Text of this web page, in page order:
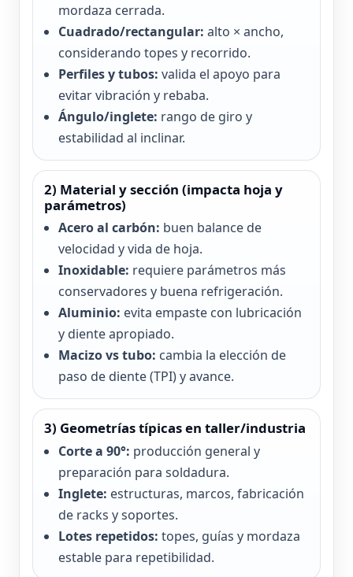
mordaza cerrada.
Cuadrado/rectangular: alto × ancho,
considerando topes y recorrido.
Perfiles y tubos: valida el apoyo para
evitar vibración y rebaba.
Ángulo/inglete: rango de giro y
estabilidad al inclinar.
2) Material y sección (impacta hoja y
parámetros)
Acero al carbón: buen balance de
velocidad y vida de hoja.
Inoxidable: requiere parámetros más
conservadores y buena refrigeración.
Aluminio: evita empaste con lubricación
y diente apropiado.
Macizo vs tubo: cambia la elección de
paso de diente (TPI) y avance.
3) Geometrías típicas en taller/industria
Corte a 90°: producción general y
preparación para soldadura.
Inglete: estructuras, marcos, fabricación
de racks y soportes.
Lotes repetidos: topes, guías y mordaza
estable para repetibilidad.